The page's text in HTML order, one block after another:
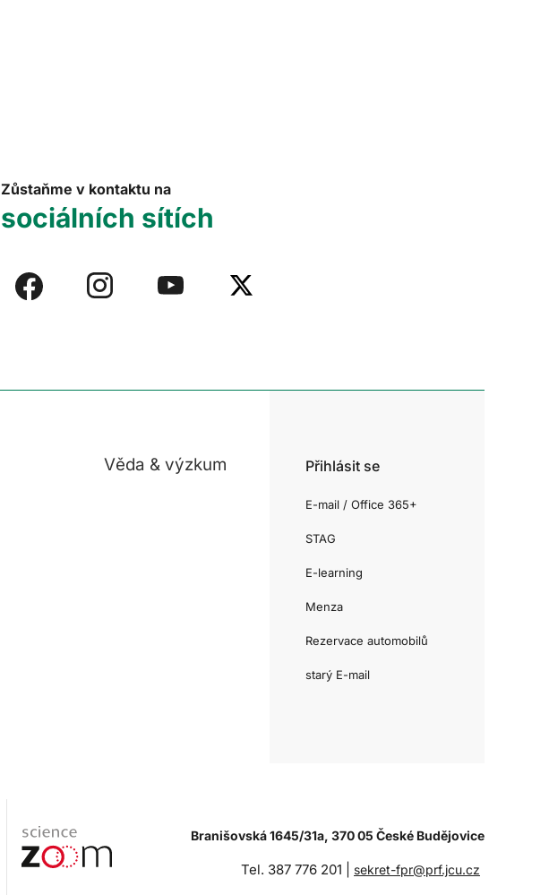
Zůstaňme v kontaktu na
sociálních sítích
Věda & výzkum Přihlásit se
E-mail / Office 365+
STAG
E-learning
Menza
Rezervace automobilů
starý E-mail
Branišovská 1645/31a, 370 05 České Budějovice
Tel. 387 776 201 | sekret-fpr@prf.jcu.cz